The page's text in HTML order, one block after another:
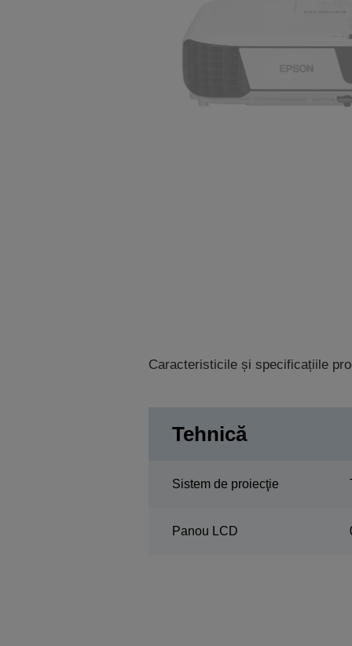
Caracteristicile și specificațiile
Tehnică
Sistem de proiecţie
Panou LCD